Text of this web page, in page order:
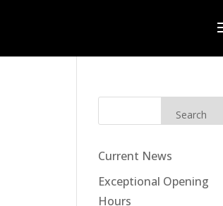
Search
Current News
Exceptional Opening
Hours